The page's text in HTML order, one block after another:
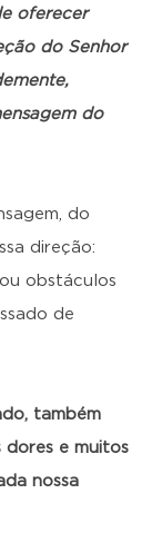
oferecer
do Senhor
do
do
direção:
obstáculos
de
também
dores e muitos
nossa